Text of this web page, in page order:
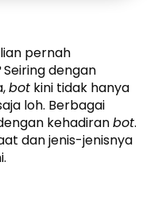
pernah
Seiring dengan
bot kini tidak hanya
loh. Berbagai
kehadiranbot.
dan jenis-jenisnya